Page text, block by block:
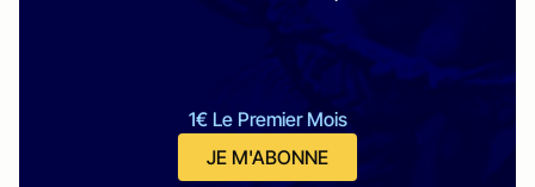
1€ Le Premier Mois
JE M'ABONNE